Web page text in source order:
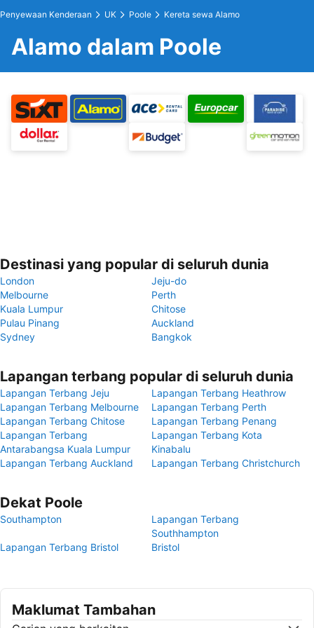
Penyewaan Kenderaan UK Poole Kereta sewa Alamo
Alamo dalam Poole
Destinasi yang popular di seluruh dunia
London
Jeju-do
Melbourne
Perth
Kuala Lumpur
Chitose
Pulau Pinang
Auckland
Sydney
Bangkok
Lapangan terbang popular di seluruh dunia
Lapangan Terbang Jeju
Lapangan Terbang Heathrow
Lapangan Terbang Melbourne
Lapangan Terbang Perth
Lapangan Terbang Chitose
Lapangan Terbang Penang
Lapangan Terbang
Antarabangsa Kuala Lumpur
Lapangan Terbang Kota
Kinabalu
Lapangan Terbang Auckland
Lapangan Terbang Christchurch
Dekat Poole
Southampton
Lapangan Terbang
Southhampton
Lapangan Terbang Bristol
Bristol
Maklumat Tambahan